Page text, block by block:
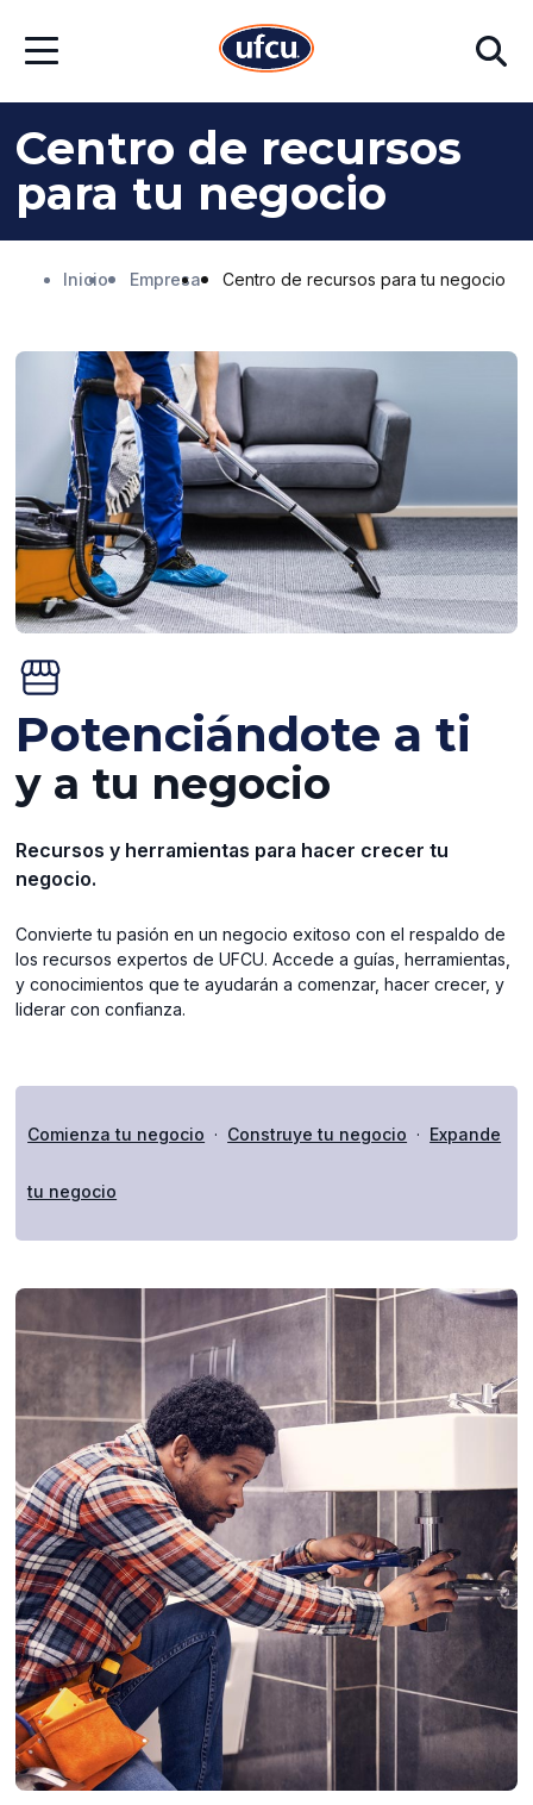
contenido
contenido
de
página
Abrir
Buscar
Centro de recursos
para tu negocio
Inicio Empresa Centro de recursos para tu negocio
Potenciándote a ti
y a tu negocio
Recursos y herramientas para hacer crecer tu
negocio.
Convierte tu pasión en un negocio exitoso con el respaldo de
los recursos expertos de UFCU. Accede a guías, herramientas,
y conocimientos que te ayudarán a comenzar, hacer crecer, y
liderar con confianza.
Comienza tu negocio · Construye tu negocio · Expande
tu negocio